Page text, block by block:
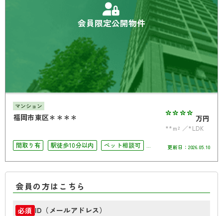
会員限定公開物件
マンション
福岡市東区＊＊＊＊ **** 万円
**m²
*LDK
間取り有
駅徒歩10分以内
ペット相談可
更新日： 2026.05.10
会員の方はこちら
必須 ID（メールアドレス）